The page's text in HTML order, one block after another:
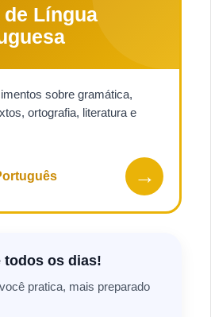
de Língua
sobre gramática,
ortografia, literatura e
→
todos os dias!
pratica, mais preparado